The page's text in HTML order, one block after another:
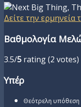
Δείτε την
Βαθμολογία
3.5/5 rating (2 votes)
Υπέρ
Θεότρελη υπόθεση